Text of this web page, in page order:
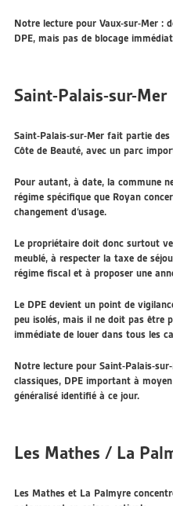
Notre lecture pour Vaux-sur-Mer :
DPE, mais pas de blocage
Saint-Palais-sur-Mer
Saint-Palais-sur-Mer fait partie
Côte de Beauté, avec un parc
Pour autant, à date, la commune
régime spécifique que Royan
changement d’usage.
Le propriétaire doit donc surtout
meublé, à respecter la taxe de
régime fiscal et à proposer une
Le DPE devient un point de
peu isolés, mais il ne doit pas être
immédiate de louer dans tous les
Notre lecture pour Saint-Palais-
classiques, DPE important à
généralisé identifié à ce jour.
Les Mathes / La
Les Mathes et La Palmyre